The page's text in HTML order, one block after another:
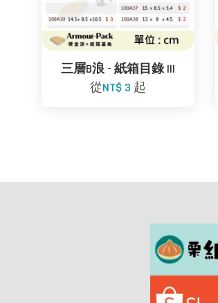
三層B浪 - 紙箱目錄 III
從NT$ 3 起